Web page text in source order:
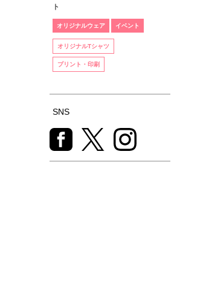
ト
オリジナルウェア イベント
オリジナルTシャツ
プリント・印刷
SNS